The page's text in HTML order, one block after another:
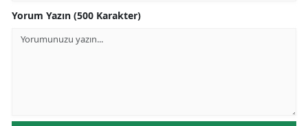
Yorum Yazın (500 Karakter)